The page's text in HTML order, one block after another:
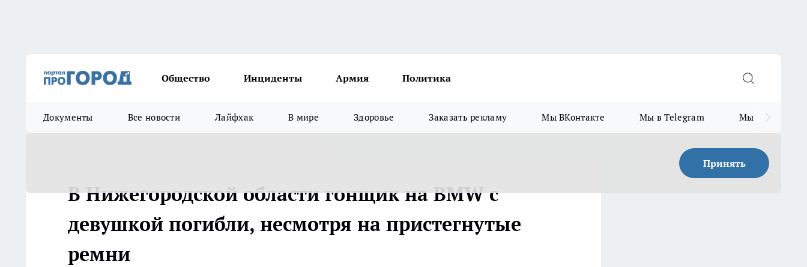
Общество Инциденты Армия Политика
Документы Все новости Лайфхак В мире Здоровье Заказать рекламу Мы ВКонтакте Мы в Telegram Мы в MAX
Принять
В Нижегородской области гонщик на BMW с
девушкой погибли, несмотря на пристегнутые
ремни